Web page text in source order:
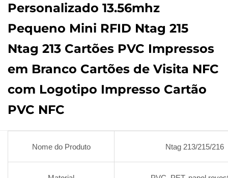
Personalizado 13.56mhz
Pequeno Mini RFID Ntag 215
Ntag 213 Cartões PVC Impressos
em Branco Cartões de Visita NFC
com Logotipo Impresso Cartão
PVC NFC
Nome do Produto Ntag 213/215/216